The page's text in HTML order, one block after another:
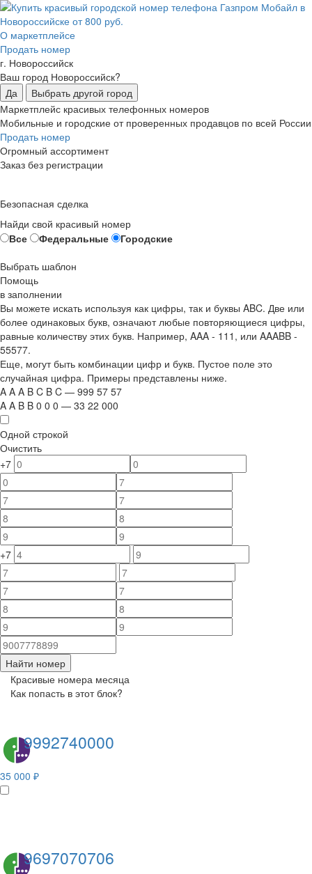
О маркетплейсе
Продать номер
г. Новороссийск
Ваш город Новороссийск?
Да
Выбрать другой город
Маркетплейс красивых телефонных номеров
Мобильные и городские от проверенных продавцов по всей России
Продать номер
Огромный ассортимент
Заказ без регистрации
Безопасная сделка
Найди свой красивый номер
Все
Федеральные
Городские
Выбрать шаблон
Помощь
в заполнении
Вы можете искать используя как цифры, так и буквы ABC. Две или
более одинаковых букв, означают любые повторяющиеся цифры,
равные количеству этих букв. Например, AAA - 111 , или AAABB -
55577.
Еще, могут быть комбинации цифр и букв. Пустое поле это
случайная цифра. Примеры представлены ниже.
A A A B C B C — 999 57 57
A A B B 0 0 0 — 33 22 000
Одной строкой
Очистить
+7
+7
Найти номер
Красивые номера месяца
Как попасть в этот блок?
9992740000
35 000 ₽
9697070706